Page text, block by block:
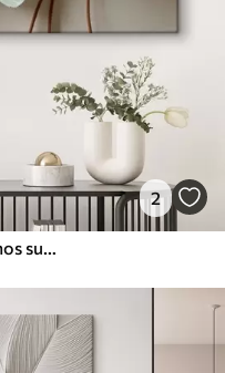
2
Hojas de ginkgo estilizadas en tonos suaves